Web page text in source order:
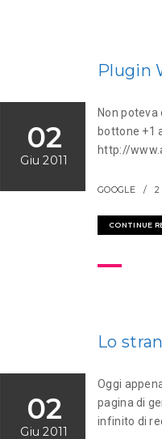
02
Giu 2011
Plugin
Non poteva
bottone +1
http://
GOOGLE 2
CONTINUE
02
Giu 2011
Lo
Oggi
pagina di
infinito di